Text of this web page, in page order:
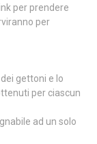
per prendere
per
gettoni e lo
per ciascun
ad un solo